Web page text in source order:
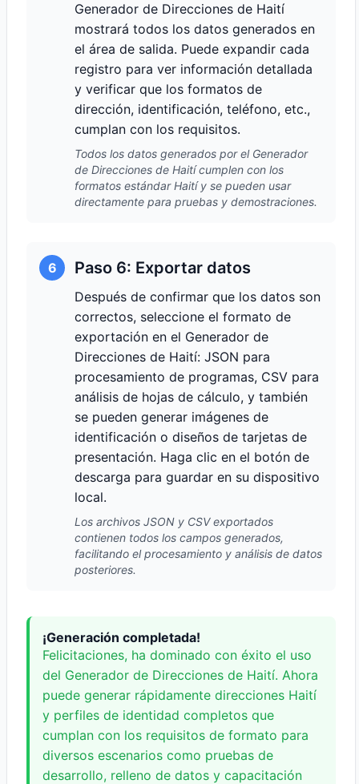
Generador de Direcciones de Haití
mostrará todos los datos generados en
el área de salida. Puede expandir cada
registro para ver información detallada
y verificar que los formatos de
dirección, identificación, teléfono, etc.,
cumplan con los requisitos.
Todos los datos generados por el Generador
de Direcciones de Haití cumplen con los
formatos estándar Haití y se pueden usar
directamente para pruebas y demostraciones.
6 Paso 6: Exportar datos
Después de confirmar que los datos son
correctos, seleccione el formato de
exportación en el Generador de
Direcciones de Haití: JSON para
procesamiento de programas, CSV para
análisis de hojas de cálculo, y también
se pueden generar imágenes de
identificación o diseños de tarjetas de
presentación. Haga clic en el botón de
descarga para guardar en su dispositivo
local.
Los archivos JSON y CSV exportados
contienen todos los campos generados,
facilitando el procesamiento y análisis de datos
posteriores.
¡Generación completada!
Felicitaciones, ha dominado con éxito el uso
del Generador de Direcciones de Haití. Ahora
puede generar rápidamente direcciones Haití
y perfiles de identidad completos que
cumplan con los requisitos de formato para
diversos escenarios como pruebas de
desarrollo, relleno de datos y capacitación